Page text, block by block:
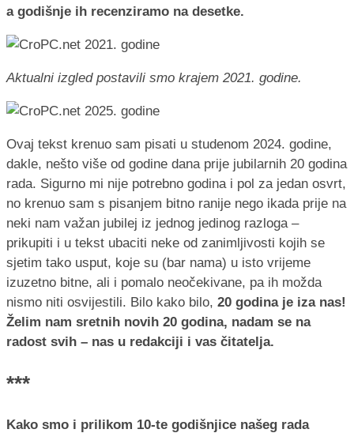
a godišnje ih recenziramo na desetke.
Aktualni izgled postavili smo krajem 2021. godine.
Ovaj tekst krenuo sam pisati u studenom 2024. godine,
dakle, nešto više od godine dana prije jubilarnih 20 godina
rada. Sigurno mi nije potrebno godina i pol za jedan osvrt,
no krenuo sam s pisanjem bitno ranije nego ikada prije na
neki nam važan jubilej iz jednog jedinog razloga –
prikupiti i u tekst ubaciti neke od zanimljivosti kojih se
sjetim tako usput, koje su (bar nama) u isto vrijeme
izuzetno bitne, ali i pomalo neočekivane, pa ih možda
nismo niti osvijestili. Bilo kako bilo, 20 godina je iza nas!
Želim nam sretnih novih 20 godina, nadam se na
radost svih – nas u redakciji i vas čitatelja.
***
Kako smo i prilikom 10-te godišnjice našeg rada